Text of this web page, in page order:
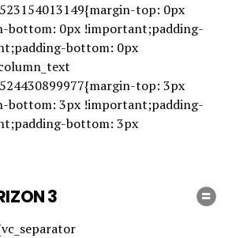
top: 0px
bottom: 0px !important;padding-
bottom: 0px
top: 3px
bottom: 3px !important;padding-
bottom: 3px
3